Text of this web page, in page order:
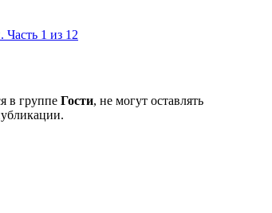
1 из 12
в группе Гости, не могут оставлять